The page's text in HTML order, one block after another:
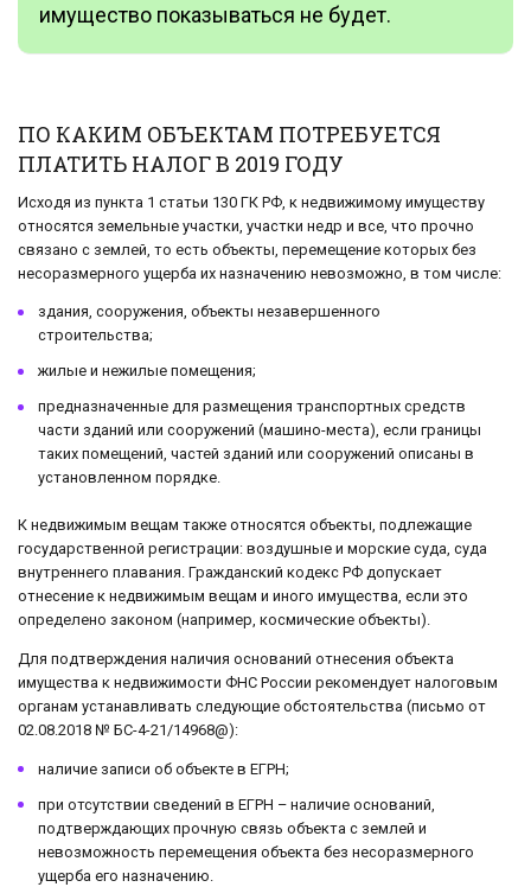
имущество показываться не будет.
ПО КАКИМ ОБЪЕКТАМ ПОТРЕБУЕТСЯ
ПЛАТИТЬ НАЛОГ В 2019 ГОДУ
Исходя из пункта 1 статьи 130 ГК РФ, к недвижимому имуществу
относятся земельные участки, участки недр и все, что прочно
связано с землей, то есть объекты, перемещение которых без
несоразмерного ущерба их назначению невозможно, в том числе:
здания, сооружения, объекты незавершенного
строительства;
жилые и нежилые помещения;
предназначенные для размещения транспортных средств
части зданий или сооружений (машино-места), если границы
таких помещений, частей зданий или сооружений описаны в
установленном порядке.
К недвижимым вещам также относятся объекты, подлежащие
государственной регистрации: воздушные и морские суда, суда
внутреннего плавания. Гражданский кодекс РФ допускает
отнесение к недвижимым вещам и иного имущества, если это
определено законом (например, космические объекты).
Для подтверждения наличия оснований отнесения объекта
имущества к недвижимости ФНС России рекомендует налоговым
органам устанавливать следующие обстоятельства (письмо от
02.08.2018 № БС-4-21/14968@):
наличие записи об объекте в ЕГРН;
при отсутствии сведений в ЕГРН – наличие оснований,
подтверждающих прочную связь объекта с землей и
невозможность перемещения объекта без несоразмерного
ущерба его назначению.